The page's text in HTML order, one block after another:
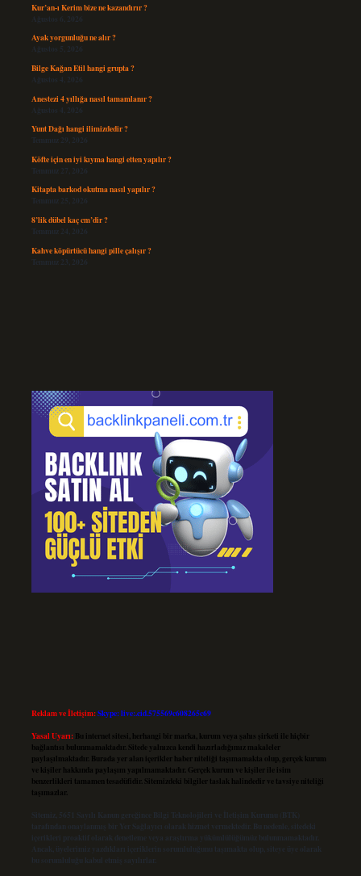
Kur’an-ı Kerim bize ne kazandırır ?
Ağustos 6, 2026
Ayak yorgunluğu ne alır ?
Ağustos 5, 2026
Bilge Kağan Etil hangi grupta ?
Ağustos 4, 2026
Anestezi 4 yıllığa nasıl tamamlanır ?
Ağustos 4, 2026
Yunt Dağı hangi ilimizdedir ?
Temmuz 29, 2026
Köfte için en iyi kıyma hangi etten yapılır ?
Temmuz 27, 2026
Kitapta barkod okutma nasıl yapılır ?
Temmuz 25, 2026
8’lik dübel kaç cm’dir ?
Temmuz 24, 2026
Kahve köpürtücü hangi pille çalışır ?
Temmuz 23, 2026
Reklam ve İletişim:Skype: live:.cid.575569c608265c69
Yasal Uyarı: Bu internet sitesi, herhangi bir marka, kurum veya şahıs şirketi ile hiçbir
bağlantısı bulunmamaktadır. Sitede yalnızca kendi hazırladığımız makaleler
paylaşılmaktadır. Burada yer alan içerikler haber niteliği taşımamakta olup, gerçek kurum
ve kişiler hakkında paylaşım yapılmamaktadır. Gerçek kurum ve kişiler ile isim
benzerlikleri tamamen tesadüfidir. Sitemizdeki bilgiler taslak halindedir ve tavsiye niteliği
taşımazlar.
Sitemiz, 5651 Sayılı Kanun gereğince Bilgi Teknolojileri ve İletişim Kurumu (BTK)
tarafından onaylanmış bir Yer Sağlayıcı olarak hizmet vermektedir. Bu nedenle, sitedeki
içerikleri proaktif olarak denetleme veya araştırma yükümlülüğümüz bulunmamaktadır.
Ancak, üyelerimiz yazdıkları içeriklerin sorumluluğunu taşımakta olup, siteye üye olarak
bu sorumluluğu kabul etmiş sayılırlar.